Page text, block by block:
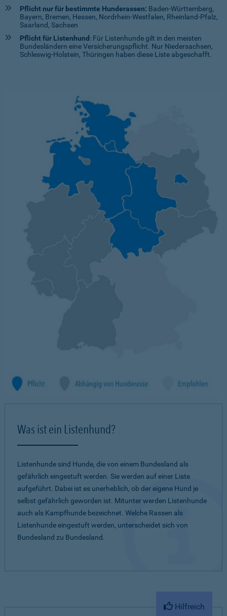
Pflicht nur für bestimmte Hunderassen: Baden-Württemberg,
Bayern, Bremen, Hessen, Nordrhein-Westfalen, Rheinland-Pfalz,
Saarland, Sachsen
Pflicht für Listenhund : Für Listenhunde gilt in den meisten
Bundesländern eine Versicherungspflicht. Nur Niedersachsen,
Schleswig-Holstein, Thüringen haben diese Liste abgeschafft.
Was ist ein Listenhund?
Listenhunde sind Hunde, die von einem Bundesland als
gefährlich eingestuft werden. Sie werden auf einer Liste
aufgeführt. Dabei ist es unerheblich, ob der eigene Hund je
selbst gefährlich geworden ist. Mitunter werden Listenhunde
auch als Kampfhunde bezeichnet. Welche Rassen als
Listenhunde eingestuft werden, unterscheidet sich von
Bundesland zu Bundesland.
Hilfreich